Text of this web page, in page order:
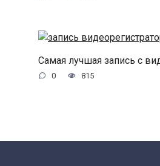
Самая лучшая запись с
0 815